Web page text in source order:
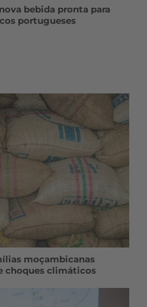
bebida pronta para
portugueses
moçambicanas
choques climáticos